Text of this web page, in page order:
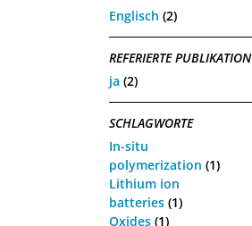
Englisch (2)
REFERIERTE PUBLIKATION
ja (2)
SCHLAGWORTE
In-situ
polymerization (1)
Lithium ion
batteries (1)
Oxides (1)